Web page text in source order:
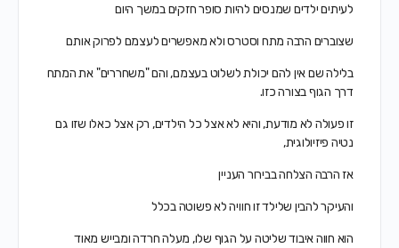
לעיתים ילדים שמנסים להיות סופר חזקים במשך היום
שצוברים הרבה מתח וסטרס ולא מאפשרים לעצמם לפרוק אותם
בלילה שם אין להם יכולת לשלוט בעצמם, והם "משחררים" את המתח
דרך הגוף בצורה כזו.
זו פעולה לא מודעת, והיא לא אצל כל הילדים, רק אצל כאלו שזו גם
נטיה פיזיולוגית,
אז הרבה הצלחה בבירור העניין
והעיקר להבין שלילד זו חוויה לא פשוטה בכלל
הוא חווה איבוד שליטה על הגוף שלו, מעלה חרדה ומבייש מאוד